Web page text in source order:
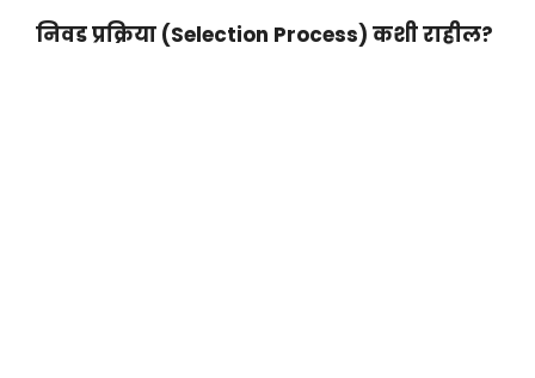
निवड प्रक्रिया (Selection Process) कशी राहील?